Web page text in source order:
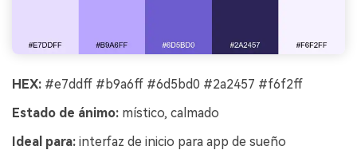
HEX: #e7ddff #b9a6ff #6d5bd0 #2a2457 #f6f2ff
Estado de ánimo: místico, calmado
Ideal para: interfaz de inicio para app de sueño